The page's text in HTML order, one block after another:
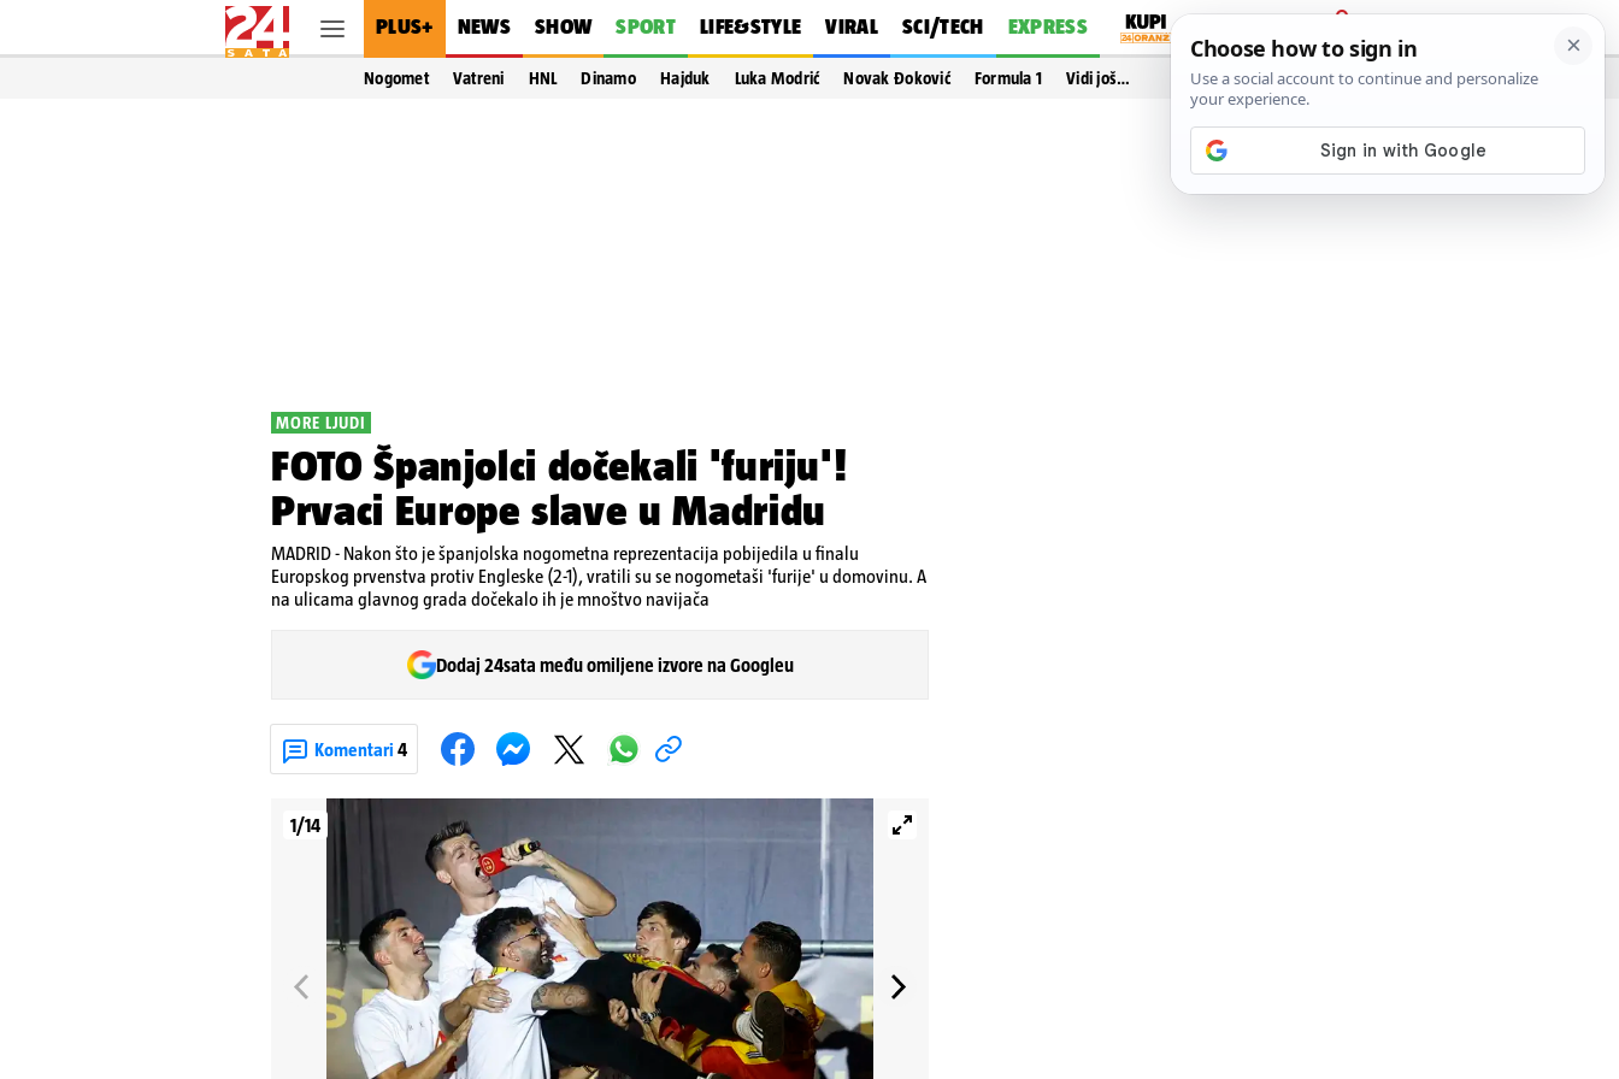
PLUS+ NEWS SHOW SPORT LIFE&STYLE VIRAL SCI/TECH EXPRESS
PRIJAVA
Nogomet Vatreni HNL Dinamo Hajduk Luka Modrić Novak Đoković Formula 1 Vidi još…
MORE LJUDI
FOTO Španjolci dočekali 'furiju'!
Prvaci Europe slave u Madridu
MADRID - Nakon što je španjolska nogometna reprezentacija pobijedila u finalu
Europskog prvenstva protiv Engleske (2-1), vratili su se nogometaši 'furije' u domovinu. A
na ulicama glavnog grada dočekalo ih je mnoštvo navijača
Dodaj 24sata među omiljene izvore na Googleu
Komentari 4
1/14